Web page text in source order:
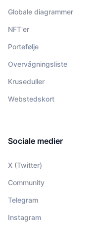
Globale diagrammer
NFT'er
Portefølje
Overvågningsliste
Kruseduller
Webstedskort
Sociale medier
X (Twitter)
Community
Telegram
Instagram